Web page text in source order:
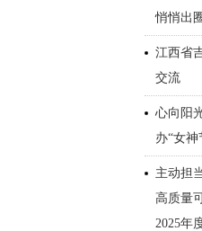
悄悄出
江西省
交流
心向阳
办“女
主动担
高质量
2025年